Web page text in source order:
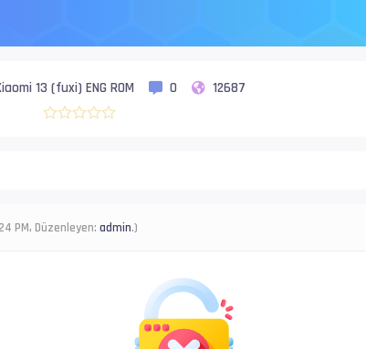
13 (fuxi) ENG ROM 0 12687
PM, Düzenleyen:admin.)